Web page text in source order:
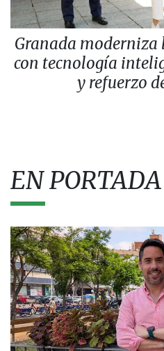
Granada
con tecnología
y refuerzo
EN PORTADA